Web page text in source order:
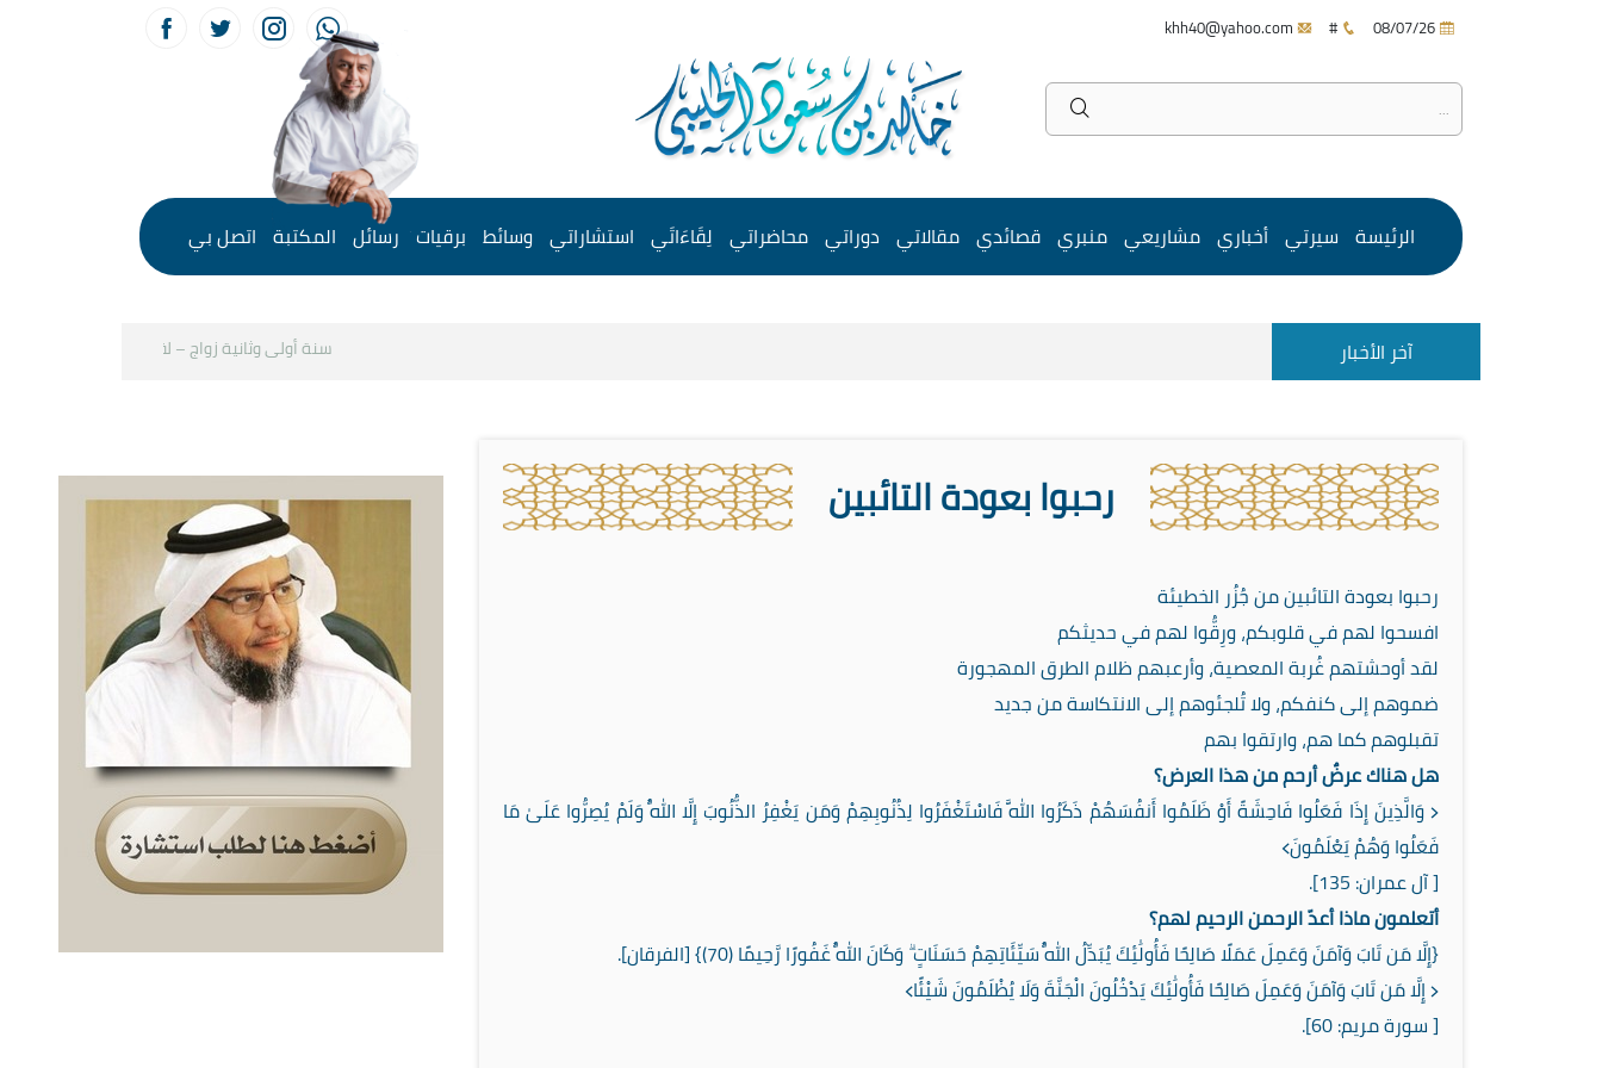
#
الرئيسة سيرتي أخباري مشاريعي منبري قصائدي مقالاتي دوراتي محاضراتي لِقَاءَاتَي استشاراتي وسائط برقيات رسائل المكتبة اتصل بي
آخر الأخبار سنة أولى وثانية زواج – لقاء مع د.خالد الحليبي
رحبوا بعودة التائبين
رحبوا بعودة التائبين من جُزُر الخطيئة
‏افسحوا لهم في قلوبكم، ورِقُّوا لهم في حديثكم
‏لقد أوحشتهم غُربة المعصية، وأرعبهم ظلام الطرق المهجورة
‏ضموهم إلى كنفكم، ولا تُلجئوهم إلى الانتكاسة من جديد
‏تقبلوهم كما هم، وارتقوا بهم
‏هل هناك عرضٌ أرحم من هذا العرض؟
‏﴿ وَالَّذِينَ إِذَا فَعَلُوا فَاحِشَةً أَوْ ظَلَمُوا أَنفُسَهُمْ ذَكَرُوا اللَّهَ فَاسْتَغْفَرُوا لِذُنُوبِهِمْ وَمَن يَغْفِرُ الذُّنُوبَ إِلَّا اللَّهُ وَلَمْ يُصِرُّوا عَلَىٰ مَا
فَعَلُوا وَهُمْ يَعْلَمُونَ﴾
‏[ آل عمران: 135].
أتعلمون ماذا أعدّ الرحمن الرحيم لهم؟
‏{إِلَّا مَن تَابَ وَآمَنَ وَعَمِلَ عَمَلًا صَالِحًا فَأُولَٰئِكَ يُبَدِّلُ اللَّهُ سَيِّئَاتِهِمْ حَسَنَاتٍ ۗ وَكَانَ اللَّهُ غَفُورًا رَّحِيمًا (70)} [الفرقان].
‏﴿ إِلَّا مَن تَابَ وَآمَنَ وَعَمِلَ صَالِحًا فَأُولَٰئِكَ يَدْخُلُونَ الْجَنَّةَ وَلَا يُظْلَمُونَ شَيْئًا﴾
‏[ سورة مريم: 60].